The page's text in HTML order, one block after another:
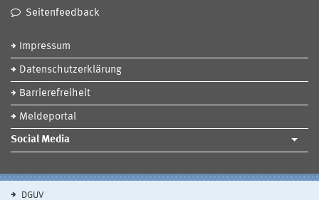
Seitenfeedback
Impressum
Datenschutzerklärung
Barrierefreiheit
Meldeportal
Social Media
DGUV